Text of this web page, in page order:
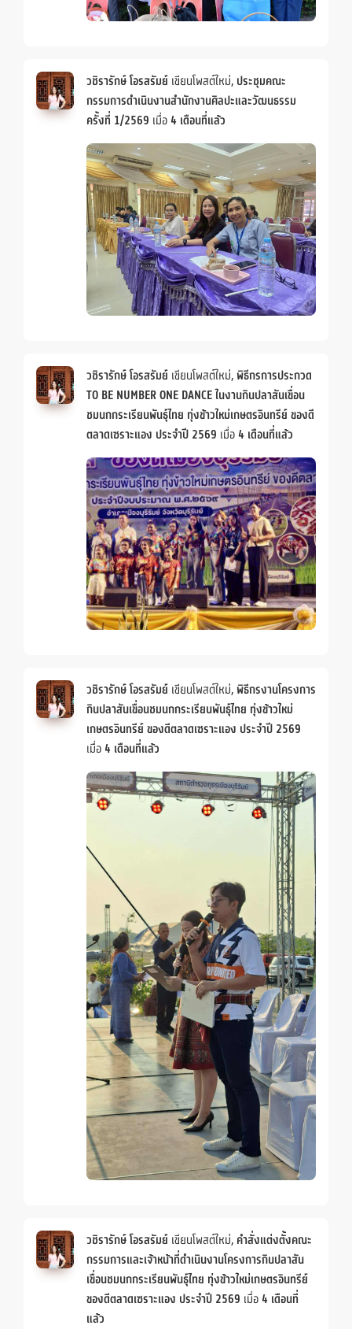
วชิรารักษ์ โอรสรัมย์ เขียนโพสต์ใหม่, ประชุมคณะ
กรรมการดำเนินงานสำนักงานศิลปะและวัฒนธรรม
ครั้งที่ 1/2569 เมื่อ 4 เดือนที่แล้ว
วชิรารักษ์ โอรสรัมย์ เขียนโพสต์ใหม่,พิธีกรการประกวด
TO BE NUMBER ONE DANCE ในงานกินปลาสันเขื่อน
ชมนกกระเรียนพันธ์ุไทย ทุ่งข้าวใหม่เกษตรอินทรีย์ ของดี
ตลาดเซราะแอง ประจำปี 2569 เมื่อ 4 เดือนที่แล้ว
วชิรารักษ์ โอรสรัมย์ เขียนโพสต์ใหม่,พิธีกรงานโครงการ
กินปลาสันเขื่อนชมนกกระเรียนพันธ์ุไทย ทุ่งข้าวใหม่
เกษตรอินทรีย์ ของดีตลาดเซราะแอง ประจำปี 2569
เมื่อ 4 เดือนที่แล้ว
วชิรารักษ์ โอรสรัมย์ เขียนโพสต์ใหม่, คำสั่งแต่งตั้งคณะ
กรรมการและเจ้าหน้าที่ดำเนินงานโครงการกินปลาสัน
เขื่อนชมนกกระเรียนพันธ์ุไทย ทุ่งข้าวใหม่เกษตรอินทรีย์
ของดีตลาดเซราะแอง ประจำปี 2569 เมื่อ 4 เดือนที่
แล้ว